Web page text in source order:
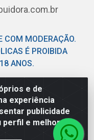
e de
experiência
publicidade
perfil e melhorar a
COM MODERAÇÃO.
É PROIBIDA
ANOS.
Tim - Parque de
59146-480 - CNPJ